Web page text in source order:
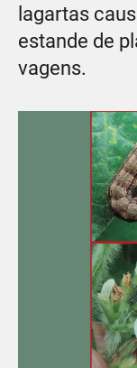
lagartas
estande de
vagens.